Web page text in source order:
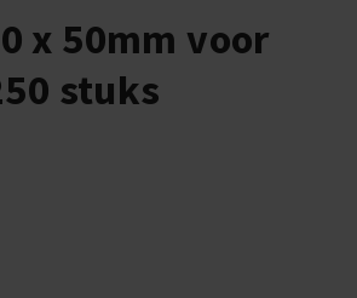
x 50mm voor
stuks